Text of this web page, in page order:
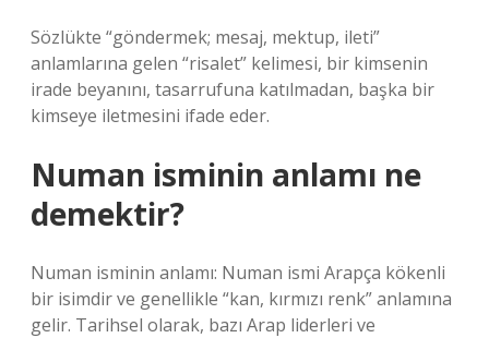
Sözlükte “göndermek; mesaj, mektup, ileti”
anlamlarına gelen “risalet” kelimesi, bir kimsenin
irade beyanını, tasarrufuna katılmadan, başka bir
kimseye iletmesini ifade eder.
Numan isminin anlamı ne
demektir?
Numan isminin anlamı: Numan ismi Arapça kökenli
bir isimdir ve genellikle “kan, kırmızı renk” anlamına
gelir. Tarihsel olarak, bazı Arap liderleri ve